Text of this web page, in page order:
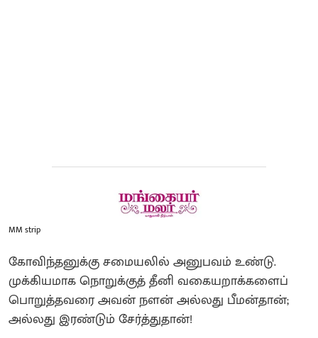
MM strip
கோவிந்தனுக்கு சமையலில் அனுபவம் உண்டு.
முக்கியமாக நொறுக்குத் தீனி வகையறாக்களைப்
பொறுத்தவரை அவன் நளன் அல்லது பீமன்தான்;
அல்லது இரண்டும் சேர்த்துதான்!